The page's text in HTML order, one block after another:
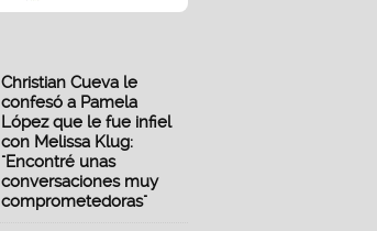
Christian Cueva le
confesó a Pamela
López que le fue infiel
con Melissa Klug:
"Encontré unas
conversaciones muy
comprometedoras"